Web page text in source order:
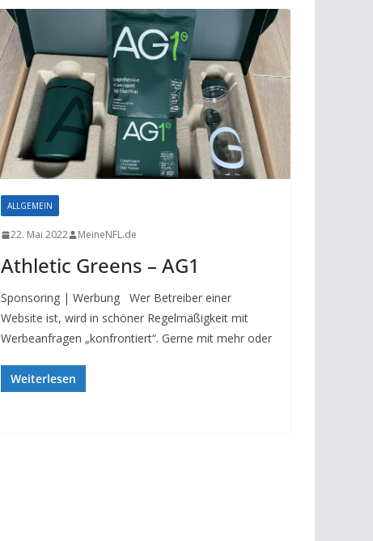
ALLGEMEIN
22. Mai 2022 MeineNFL.de
Athletic Greens – AG1
Sponsoring | Werbung Wer Betreiber einer
Website ist, wird in schöner Regelmäßigkeit mit
Werbeanfragen „konfrontiert“. Gerne mit mehr oder
Weiterlesen